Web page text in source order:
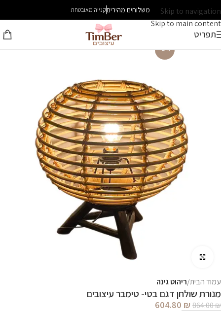
Skip to navigation
Skip to main content
משלוחים מהיריםקנייה מאובטחת
תפריט
עמוד הבית ריהוט גינה
מנורת שולחן דגם בטי- טימבר עיצובים
864.00₪
604.80 ₪
-30%